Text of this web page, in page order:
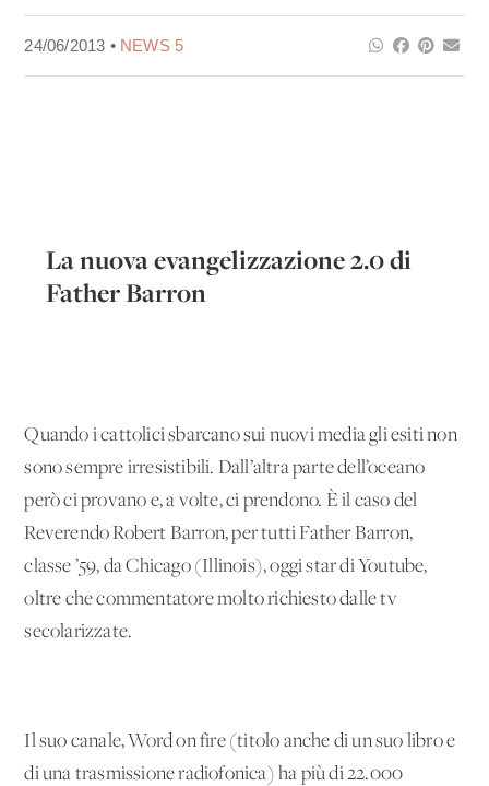
24/06/2013 • NEWS 5
La nuova evangelizzazione 2.0 di
Father Barron
Quando i cattolici sbarcano sui nuovi media gli esiti non
sono sempre irresistibili. Dall’altra parte dell’oceano
però ci provano e, a volte, ci prendono. È il caso del
Reverendo Robert Barron, per tutti Father Barron,
classe ’59, da Chicago (Illinois), oggi star di Youtube,
oltre che commentatore molto richiesto dalle tv
secolarizzate.
Il suo canale, Word on fire (titolo anche di un suo libro e
di una trasmissione radiofonica) ha più di 22.000